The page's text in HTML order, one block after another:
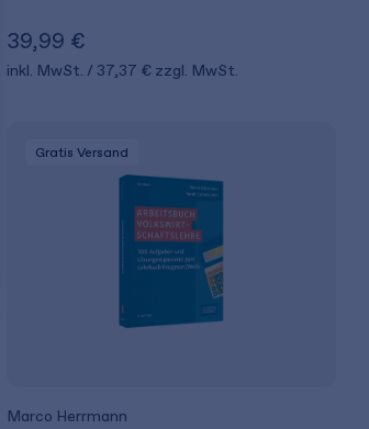
39,99 €
inkl. MwSt. 37,37 € zzgl. MwSt.
Gratis Versand
Marco Herrmann